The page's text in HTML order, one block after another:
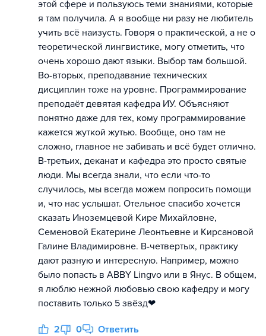
этой сфере и пользуюсь теми знаниями, которые
я там получила. А я вообще ни разу не любитель
учить всё наизусть. Говоря о практической, а не о
теоретической лингвистике, могу отметить, что
очень хорошо дают языки. Выбор там большой.
Во-вторых, преподавание технических
дисциплин тоже на уровне. Программирование
преподаёт девятая кафедра ИУ. Объясняют
понятно даже для тех, кому программирование
кажется жуткой жутью. Вообще, оно там не
сложно, главное не забивать и всё будет отлично.
В-третьих, деканат и кафедра это просто святые
люди. Мы всегда знали, что если что-то
случилось, мы всегда можем попросить помощи
и, что нас услышат. Отельное спасибо хочется
сказать Иноземцевой Кире Михайловне,
Семеновой Екатерине Леонтьевне и Кирсановой
Галине Владимировне. В-четвертых, практику
дают разную и интересную. Например, можно
было попасть в ABBY Lingvo или в Янус. В общем,
я люблю нежной любовью свою кафедру и могу
поставить только 5 звёзд❤
2 0 Ответить